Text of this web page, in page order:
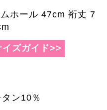
ホール 47cm 裄丈 7
ン10％